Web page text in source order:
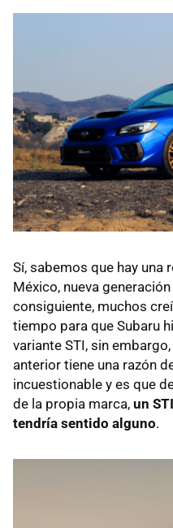
Sí, sabemos que hay una
México, nueva
consiguiente, muchos
tiempo para que Subaru
variante STI, sin embargo,
anterior tiene una razón
incuestionable y es que
de la propia marca, un
tendría sentido alguno.